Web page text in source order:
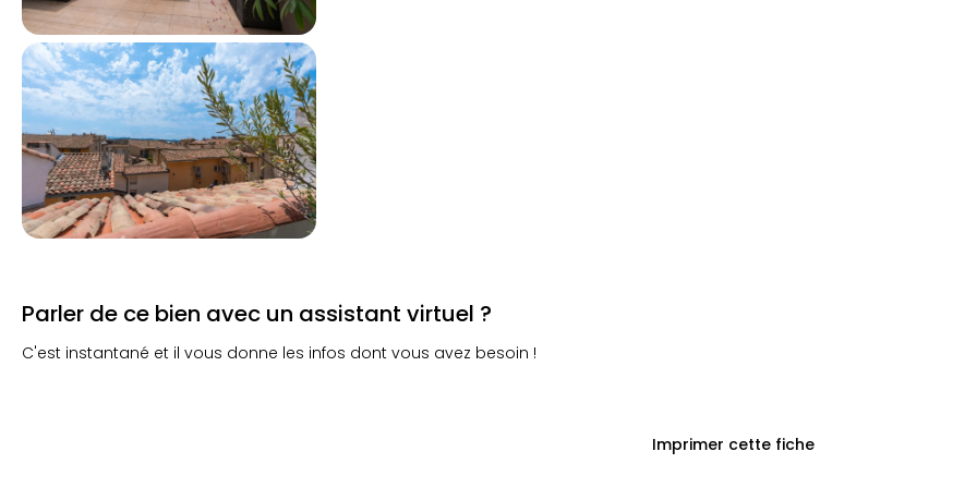
Parler de ce bien avec un assistant virtuel ?
C'est instantané et il vous donne les infos dont vous avez besoin !
Imprimer cette fiche